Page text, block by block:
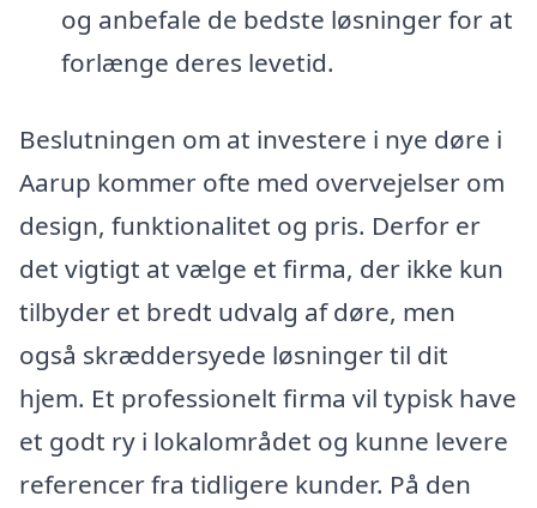
og anbefale de bedste løsninger for at
forlænge deres levetid.
Beslutningen om at investere i nye døre i
Aarup kommer ofte med overvejelser om
design, funktionalitet og pris. Derfor er
det vigtigt at vælge et firma, der ikke kun
tilbyder et bredt udvalg af døre, men
også skræddersyede løsninger til dit
hjem. Et professionelt firma vil typisk have
et godt ry i lokalområdet og kunne levere
referencer fra tidligere kunder. På den